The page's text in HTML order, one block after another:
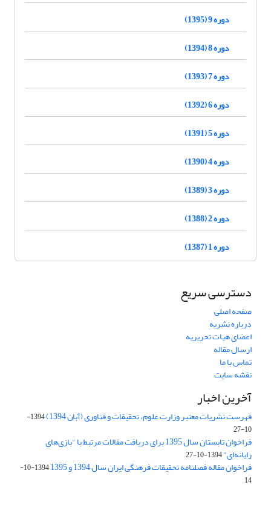
دوره 9 (1395)
دوره 8 (1394)
دوره 7 (1393)
دوره 6 (1392)
دوره 5 (1391)
دوره 4 (1390)
دوره 3 (1389)
دوره 2 (1388)
دوره 1 (1387)
دسترسی سریع
صفحه اصلی
درباره نشریه
اعضای هیات تحریریه
ارسال مقاله
تماس با ما
نقشه سایت
آخرین اخبار
فهرست نشریات معتبر وزارت علوم، تحقیقات و فناوری (آبان 1394)
1394-
10-27
فراخوان تابستان سال 1395 برای دریافت مقالات مرتبط با "بازی‌های
رایانه‌ای"1394-10-27
فراخوان مقاله فصلنامه تحقیقات فرهنگی ایران سال 1394 و 1395
1394-10-
14